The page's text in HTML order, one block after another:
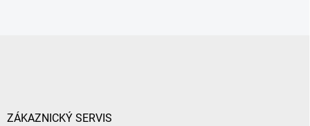
ZÁKAZNICKÝ SERVIS